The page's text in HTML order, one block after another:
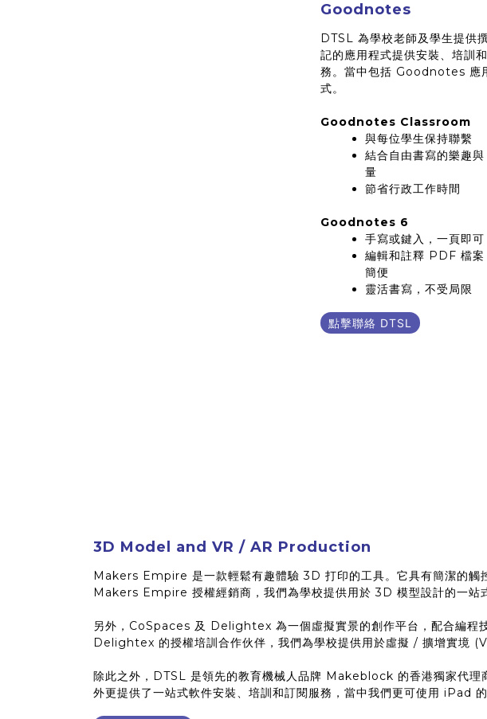
Goodnotes
DTSL 為學校老師及學生提供
記的應用程式提供安裝、培訓
務。當中包括 Goodnotes 應
式。
Goodnotes Classroom
與每位學生保持聯繫
結合自由書寫的樂趣
量
節省行政工作時間
Goodnotes 6
手寫或鍵入，一頁即可
編輯和註釋 PDF 檔案
簡便
靈活書寫，不受局限
點擊聯絡 DTSL
3D Model and VR / AR Production
Makers Empire 是一款輕鬆有趣體驗 3D 打印的工具。它具有簡潔的
Makers Empire 授權經銷商，我們為學校提供用於 3D 模型設計的一站
另外，CoSpaces 及 Delightex 為一個虛擬實景的創作平台，配合編程
Delightex 的授權培訓合作伙伴，我們為學校提供用於虛擬 / 擴增實境
除此之外，DTSL 是領先的教育機械人品牌 Makeblock 的香港獨家
外更提供了一站式軟件安裝、培訓和訂閱服務，當中我們更可使用 iPad